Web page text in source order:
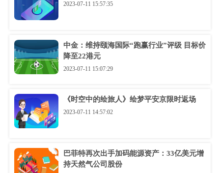
2023-07-11 15:57:35
中金：维持颐海国际“跑赢行业”评级 目标价
降至22港元
2023-07-11 15:07:29
《时空中的绘旅人》绘梦平安京限时返场
2023-07-11 14:57:02
巴菲特再次出手加码能源资产：33亿美元增
持天然气公司股份